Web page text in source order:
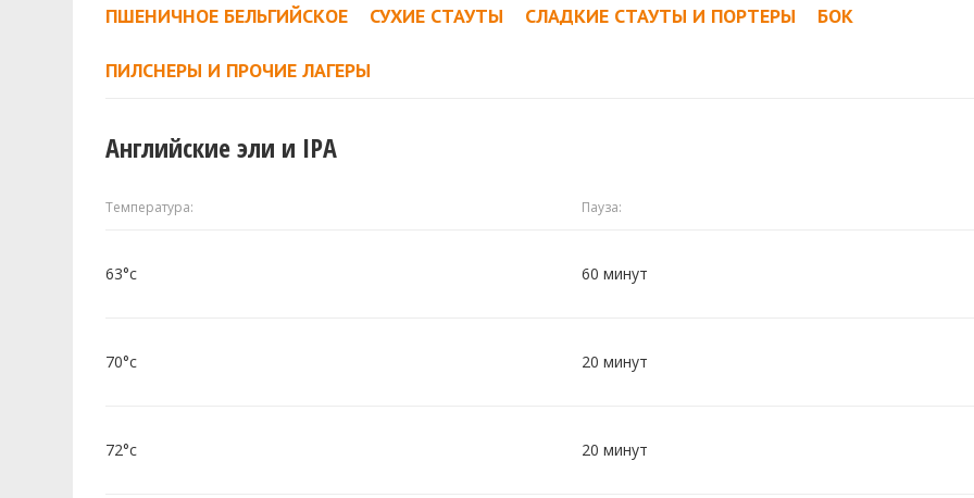
ПШЕНИЧНОЕ БЕЛЬГИЙСКОЕ СУХИЕ СТАУТЫ СЛАДКИЕ СТАУТЫ И ПОРТЕРЫ БОК
ПИЛСНЕРЫ И ПРОЧИЕ ЛАГЕРЫ
Английские эли и IPA
Температура: Пауза:
63°c 60 минут
70°c 20 минут
72°c 20 минут